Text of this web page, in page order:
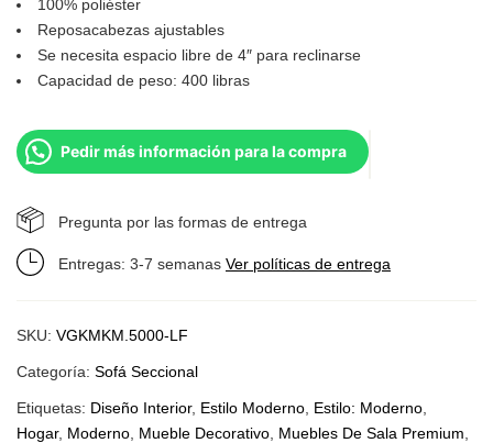
100% poliéster
Reposacabezas ajustables
Se necesita espacio libre de 4″ para reclinarse
Capacidad de peso: 400 libras
Pedir más información para la compra
Pregunta por las formas de entrega
Entregas: 3-7 semanas Ver políticas de entrega
SKU: VGKMKM.5000-LF
Categoría: Sofá Seccional
Etiquetas: Diseño Interior, Estilo Moderno Estilo: Moderno
Hogar, Moderno Mueble Decorativo Muebles De Sala Premium